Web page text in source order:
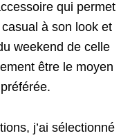
qui permet
à son look et
weekend de celle
être le moyen
j’ai sélectionné